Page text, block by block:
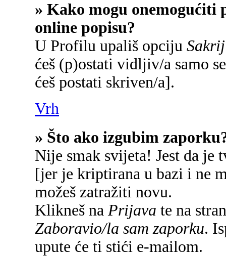
» Kako mogu onemogućiti
online popisu?
U Profilu upališ opciju
ćeš (p)ostati vidljiv/a samo
ćeš postati skriven/a].
Vrh
» Što ako izgubim
Nije smak svijeta! Jest da je
[jer je kriptirana u bazi i ne
možeš zatražiti novu.
Klikneš na Prijava te na
Zaboravio/la sam zaporku.
upute će ti stići e-mailom.